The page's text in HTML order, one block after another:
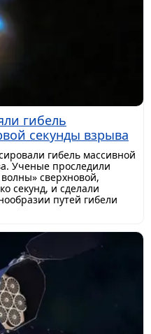
гибель
секунды взрыва
гибель массивной
Ученые проследили
сверхновой,
секунд, и сделали
путей гибели